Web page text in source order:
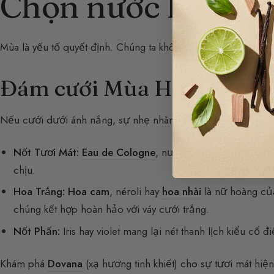
Mùa là yếu tố quyết định. Chúng ta không thưởng thức
Đám cưới Mùa Hè: Tươi
Nếu cưới dưới ánh nắng, sự nhẹ nhàng là ưu tiên:
Nốt Tươi Mát: Eau de Cologne, nước hoa hương cam
chịu.
Hoa Trắng: Hoa cam, néroli hay hoa nhài là nữ hoàng
chúng kết hợp hoàn hảo với váy cưới trắng.
Nốt Phấn: Iris hay violet mang lại nét thanh lịch kiểu cổ
Khám phá Dovana (xạ hương tinh khiết) cho sự tươi mát